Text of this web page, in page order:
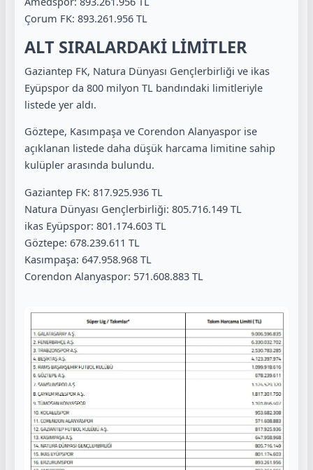
Çorum FK: 893.261.956 TL
ALT SIRALARDAKİ LİMİTLER
Gaziantep FK, Natura Dünyası Gençlerbirliği ve ikas
Eyüpspor da 800 milyon TL bandındaki limitleriyle
listede yer aldı.
Göztepe, Kasımpaşa ve Corendon Alanyaspor ise
açıklanan listede daha düşük harcama limitine sahip
kulüpler arasında bulundu.
Gaziantep FK: 817.925.936 TL
Natura Dünyası Gençlerbirliği: 805.716.149 TL
ikas Eyüpspor: 801.174.603 TL
Göztepe: 678.239.611 TL
Kasımpaşa: 647.958.968 TL
Corendon Alanyaspor: 571.608.883 TL